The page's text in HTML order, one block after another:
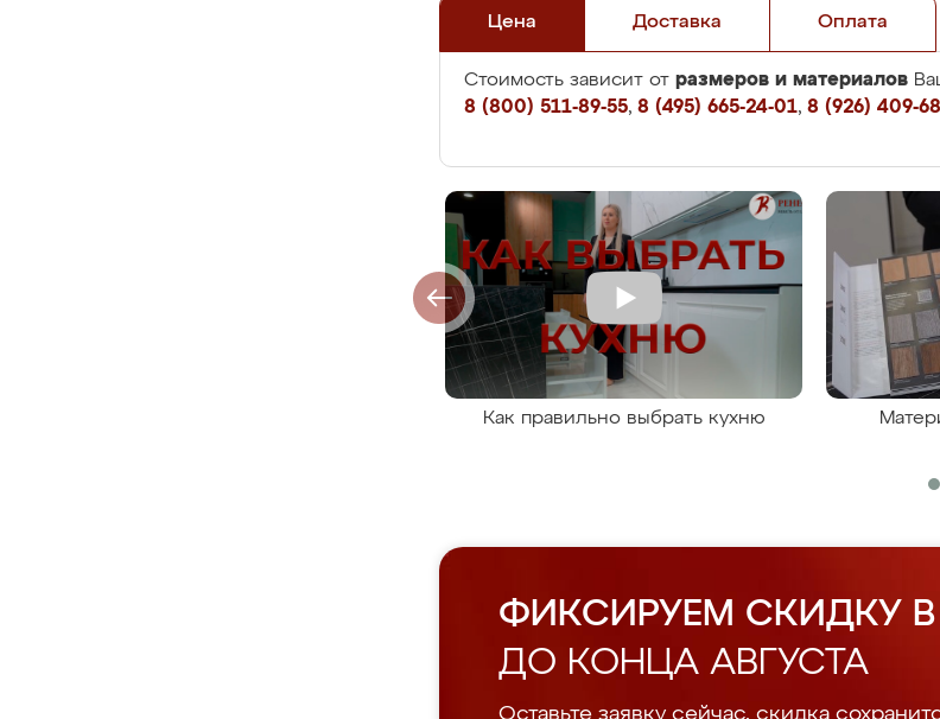
Цена Доставка Оплата
Стоимость зависит от размеров и материалов
8 (800) 511-89-55, 8 (495) 665-24-01, 8 (926) 409-
Как правильно выбрать кухню
ФИКСИРУЕМ СКИДКУ В
ДО КОНЦА АВГУСТА
Оставьте заявку сейчас, скидка